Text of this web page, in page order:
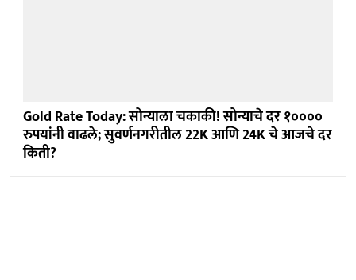
Gold Rate Today: सोन्याला चकाकी! सोन्याचे दर १००००
रुपयांनी वाढले; सुवर्णनगरीतील 22K आणि 24K चे आजचे दर
किती?